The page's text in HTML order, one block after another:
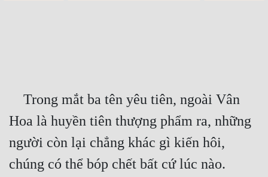
Truyện ngắn
Hoa là huyền tiên thượng phẩm ra, những
người còn lại chẳng khác gì kiến hôi,
chúng có thể bóp chết bất cứ lúc nào.